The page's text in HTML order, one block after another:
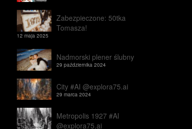
Zabezpieczone: 50tka
Tomasza!
12 maja 2025
Nadmorski plener ślubny
29 października 2024
City #AI @explora75.ai
29 marca 2024
Metropolis 1927 #AI
@explora75.ai